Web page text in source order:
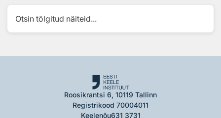
Otsin tõlgitud näiteid...
Roosikrantsi 6, 10119 Tallinn
Registrikood 70004011
Keelenõu631 3731